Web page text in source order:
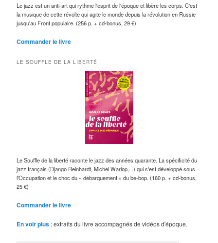
Le jazz est un anti-art qui rythme l'esprit de l'époque et libère les corps. C'est
la musique de cette révolte qui agite le monde depuis la révolution en Russie
jusqu'au Front populaire. (256 p. + cd-bonus, 29 €)
Commander le livre
LE SOUFFLE DE LA LIBERTÉ
Le Souffle de la liberté raconte le jazz des années quarante. La spécificité du
jazz français (Django Reinhardt, Michel Warlop,...) qui s'est développé sous
l'Occupation et le choc du « débarquement » du be-bop. (160 p. + cd-bonus,
25 €)
Commander le livre
En voir plus : extraits du livre accompagnés de vidéos d'époque.